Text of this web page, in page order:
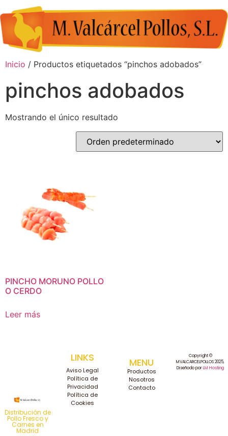
Inicio / Productos etiquetados “pinchos adobados”
pinchos adobados
Mostrando el único resultado
PINCHO MORUNO POLLO
O CERDO
Leer más
Distribución de
Pollo Fresco y
Carnes en
Madrid
LINKS
Aviso Legal
Política de
Privacidad
Política de
Cookies
MENU
Productos
Nosotros
Contacto
Copyright ©
MVALCARCELPOLLOS 2025,
Diseñodo porLM Hosting